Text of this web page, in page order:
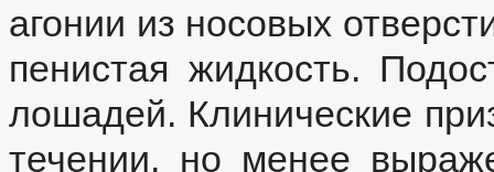
агонии из носовых
пенистая жидкость.
лошадей. Клинические
течении, но менее